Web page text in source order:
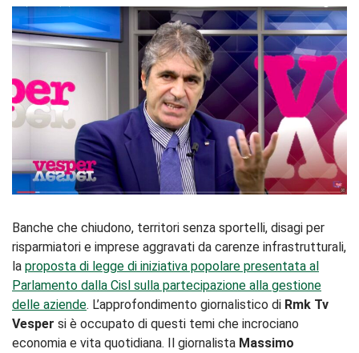
Banche che chiudono, territori senza sportelli, disagi per
risparmiatori e imprese aggravati da carenze infrastrutturali,
la proposta di legge di iniziativa popolare presentata al
Parlamento dalla Cisl sulla partecipazione alla gestione
delle aziende. L’approfondimento giornalistico di Rmk Tv
Vesper si è occupato di questi temi che incrociano
economia e vita quotidiana. Il giornalista Massimo